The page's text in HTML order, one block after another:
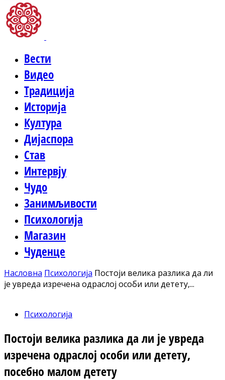
Вести
Видео
Традиција
Историја
Култура
Дијаспора
Став
Интервју
Чудо
Занимљивости
Психологија
Магазин
Чуденце
Насловна Психологија Постоји велика разлика да ли
је увреда изречена одраслој особи или детету,...
Психологија
Постоји велика разлика да ли је увреда
изречена одраслој особи или детету,
посебно малом детету